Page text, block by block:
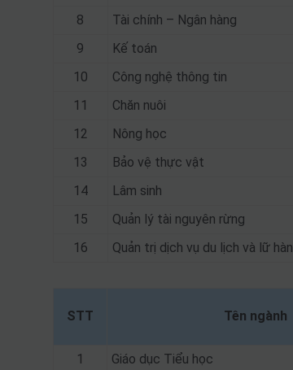
8
Tài chính – Ngân hàng
9
Kế toán
10
Công nghệ thông tin
11
Chăn nuôi
12
Nông học
13
Bảo vệ thực vật
14
Lâm sinh
15
Quản lý tài nguyên rừng
16
Quản trị dịch vụ du lịch và lữ
STT Tên ngành
1
Giáo dục Tiểu học